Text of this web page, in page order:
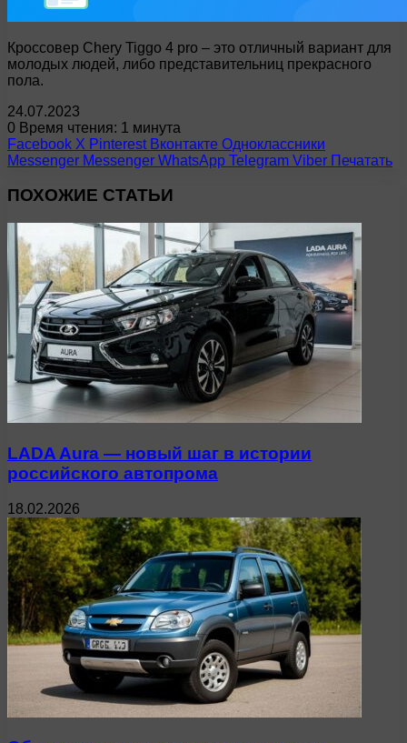
Кроссовер Chery Tiggo 4 pro – это отличный вариант для
молодых людей, либо представительниц прекрасного
пола.
24.07.2023
0 Время чтения: 1 минута
Facebook X Pinterest Вконтакте Одноклассники
Messenger Messenger WhatsApp Telegram Viber Печатать
ПОХОЖИЕ СТАТЬИ
LADA Aura — новый шаг в истории
российского автопрома
18.02.2026